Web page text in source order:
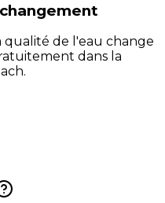
qualité de l'eau change
dans la